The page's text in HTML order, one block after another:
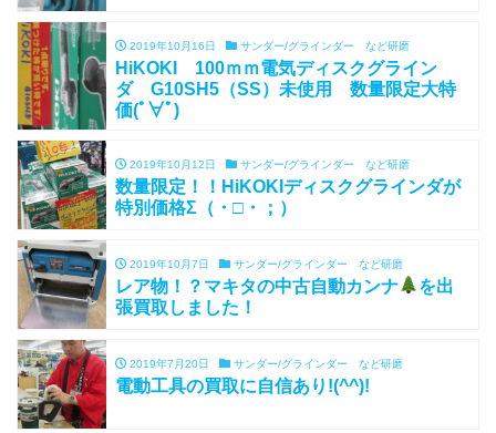
2019年10月16日 サンダー/グラインダー など研磨
HiKOKI 100ｍｍ電気ディスクグライン
ダ G10SH5（SS）未使用 数量限定大特
価(ﾟ∀ﾟ)
2019年10月12日 サンダー/グラインダー など研磨
数量限定！！HiKOKIディスクグラインダが
特別価格Σ（・□・；）
2019年10月7日 サンダー/グラインダー など研磨
レア物！？マキタの中古自動カンナ
を出
張買取しました！
2019年7月20日 サンダー/グラインダー など研磨
電動工具の買取に自信あり!(^^)!